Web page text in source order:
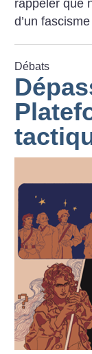
rappeler que
d’un
Débats